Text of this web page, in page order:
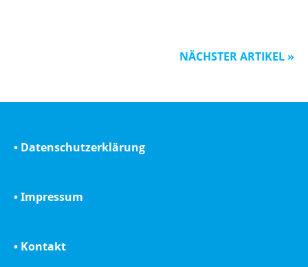
NÄCHSTER ARTIKEL »
• Datenschutzerklärung
• Impressum
• Kontakt